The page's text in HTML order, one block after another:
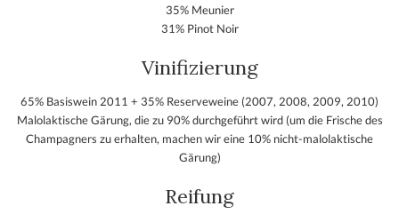
35% Meunier
31% Pinot Noir
Vinifizierung
65% Basiswein 2011 + 35% Reserveweine (2007, 2008, 2009, 2010)
Malolaktische Gärung, die zu 90% durchgeführt wird (um die Frische des
Champagners zu erhalten, machen wir eine 10% nicht-malolaktische
Gärung)
Reifung